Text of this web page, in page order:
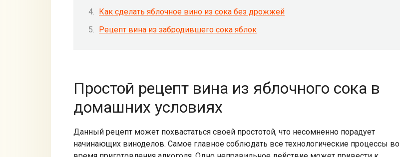
Как сделать яблочное вино из сока без дрожжей
Рецепт вина из забродившего сока яблок
Простой рецепт вина из яблочного сока в
домашних условиях
Данный рецепт может похвастаться своей простотой, что несомненно порадует
начинающих виноделов. Самое главное соблюдать все технологические процессы во